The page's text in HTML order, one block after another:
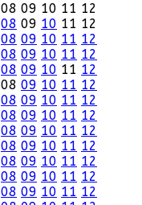
08 09 10 11 12
08 09 10 11 12
08 09 10 11 12
08 09 10 11 12
08 09 10 11 12
08 09 10 11 12
08 09 10 11 12
08 09 10 11 12
08 09 10 11 12
08 09 10 11 12
08 09 10 11 12
08 09 10 11 12
08 09 10 11 12